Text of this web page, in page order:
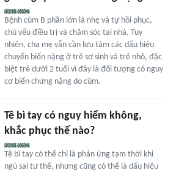
Bệnh cúm B phần lớn là nhẹ và tự hồi phục,
chủ yếu điều trị và chăm sóc tại nhà. Tuy
nhiên, cha mẹ vẫn cần lưu tâm các dấu hiệu
chuyển biến nặng ở trẻ sơ sinh và trẻ nhỏ, đặc
biệt trẻ dưới 2 tuổi vì đây là đối tượng có nguy
cơ biến chứng nặng do cúm.
Tê bì tay có nguy hiểm không,
khắc phục thế nào?
Tê bì tay có thể chỉ là phản ứng tạm thời khi
ngủ sai tư thế, nhưng cũng có thể là dấu hiệu